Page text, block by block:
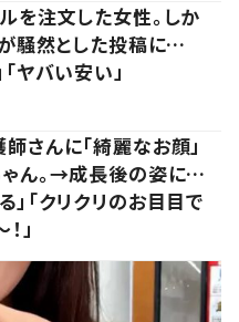
を注文した女性。しか
騒然とした投稿に…
ヤバい安い」
さんに「綺麗なお顔」
ゃん。→成長後の姿に…
」「クリクリのお目目で
」